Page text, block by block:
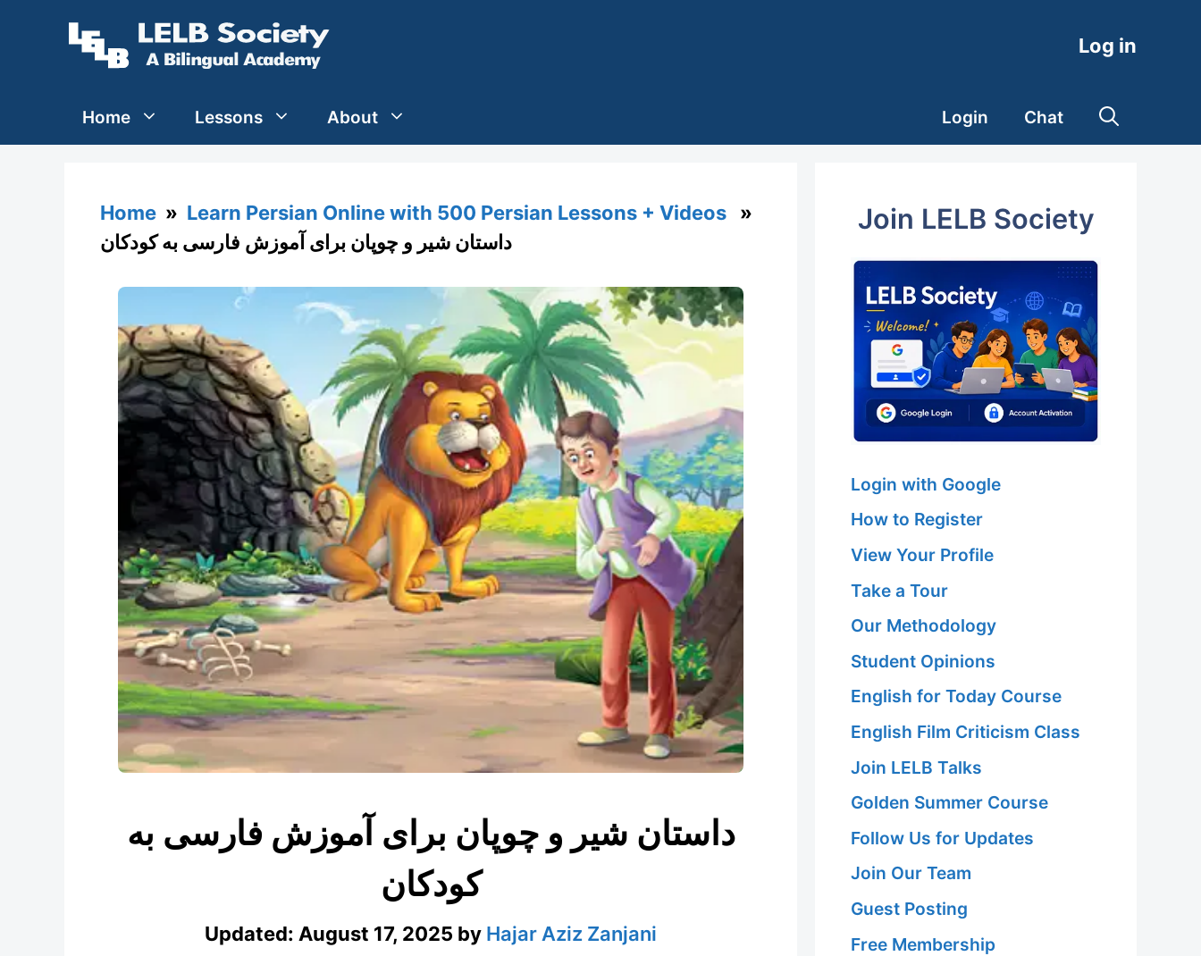
Log in
Home Lessons About Login Chat
Home » Learn Persian Online with 500 Persian Lessons + Videos »
داستان شیر و چوپان برای آموزش فارسی به کودکان
داستان شیر و چوپان برای آموزش فارسی به
کودکان
Updated: August 17, 2025 by Hajar Aziz Zanjani
Join LELB Society
Login with Google
How to Register
View Your Profile
Take a Tour
Our Methodology
Student Opinions
English for Today Course
English Film Criticism Class
Join LELB Talks
Golden Summer Course
Follow Us for Updates
Join Our Team
Guest Posting
Free Membership